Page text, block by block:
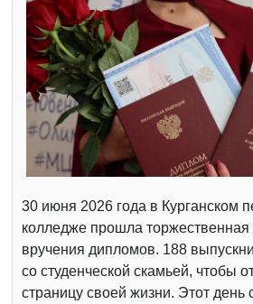
30 июня 2026 года в Курганском
колледже прошла
вручения дипломов. 188
со студенческой скамьей, чтобы
страницу своей жизни. Этот день